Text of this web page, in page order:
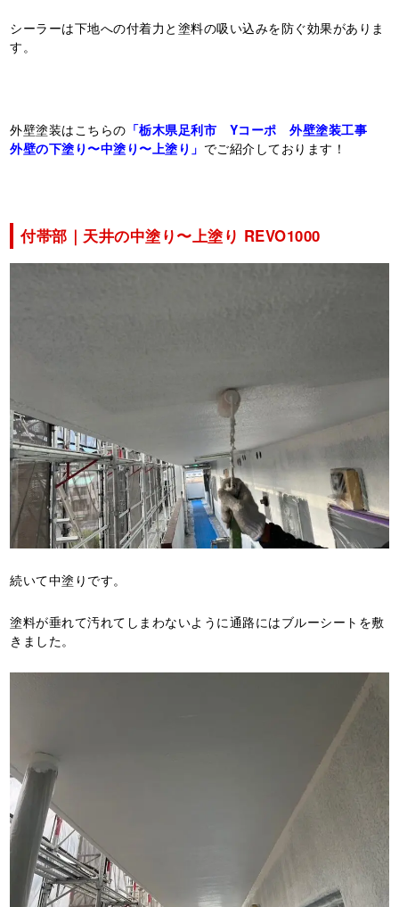
シーラーは下地への付着力と塗料の吸い込みを防ぐ効果がありま
す。
外壁塗装はこちらの 「栃木県足利市 Yコーポ 外壁塗装工事
外壁の下塗り〜中塗り〜上塗り」 でご紹介しております！
付帯部｜天井の中塗り〜上塗り REVO1000
続いて中塗りです。
塗料が垂れて汚れてしまわないように通路にはブルーシートを敷
きました。